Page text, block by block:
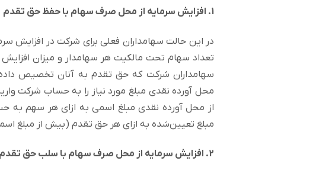
1. افزایش سرمایه از محل صرف سهام با حفظ حق تقدم
در این حالت سهامداران فعلی برای شرکت در افزایش
تعداد سهام تحت مالکیت هر سهامدار و میزان
سهامداران شرکت که حق تقدم به آنان تخصیص
محل آورده نقدی مبلغ مورد نیاز را به حساب شرکت
از محل آورده نقدی مبلغ اسمی به ازای هر سهم به
مبلغ تعیین‌شده به ازای هر حق تقدم (بیش از مبلغ
2. افزایش سرمایه از محل صرف سهام با سلب حق تقدم